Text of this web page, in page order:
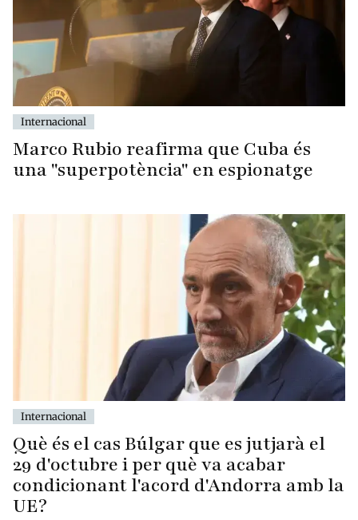
Internacional
Marco Rubio reafirma que Cuba és
una "superpotència" en espionatge
Internacional
Què és el cas Búlgar que es jutjarà el
29 d'octubre i per què va acabar
condicionant l'acord d'Andorra amb la
UE?